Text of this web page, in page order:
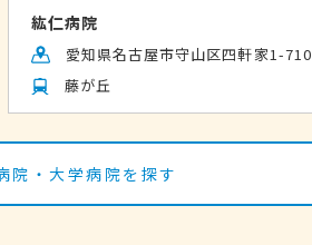
紘仁病院
愛知県名古屋市守山区四軒家1-710
藤が丘
院・大学病院を探す